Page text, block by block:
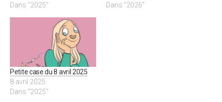
Dans "2025"
Dans "2026"
Petite case du 8 avril 2025
8 avril 2025
Dans "2025"